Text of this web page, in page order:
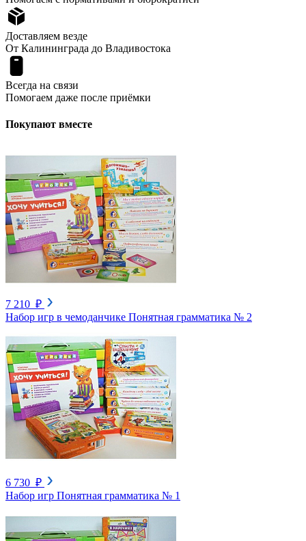
Доставляем везде
От Калининграда до Владивостока
Всегда на связи
Помогаем даже после приёмки
Покупают вместе
7 210 ₽
Набор игр в чемоданчике Понятная грамматика № 2
6 730 ₽
Набор игр Понятная грамматика № 1